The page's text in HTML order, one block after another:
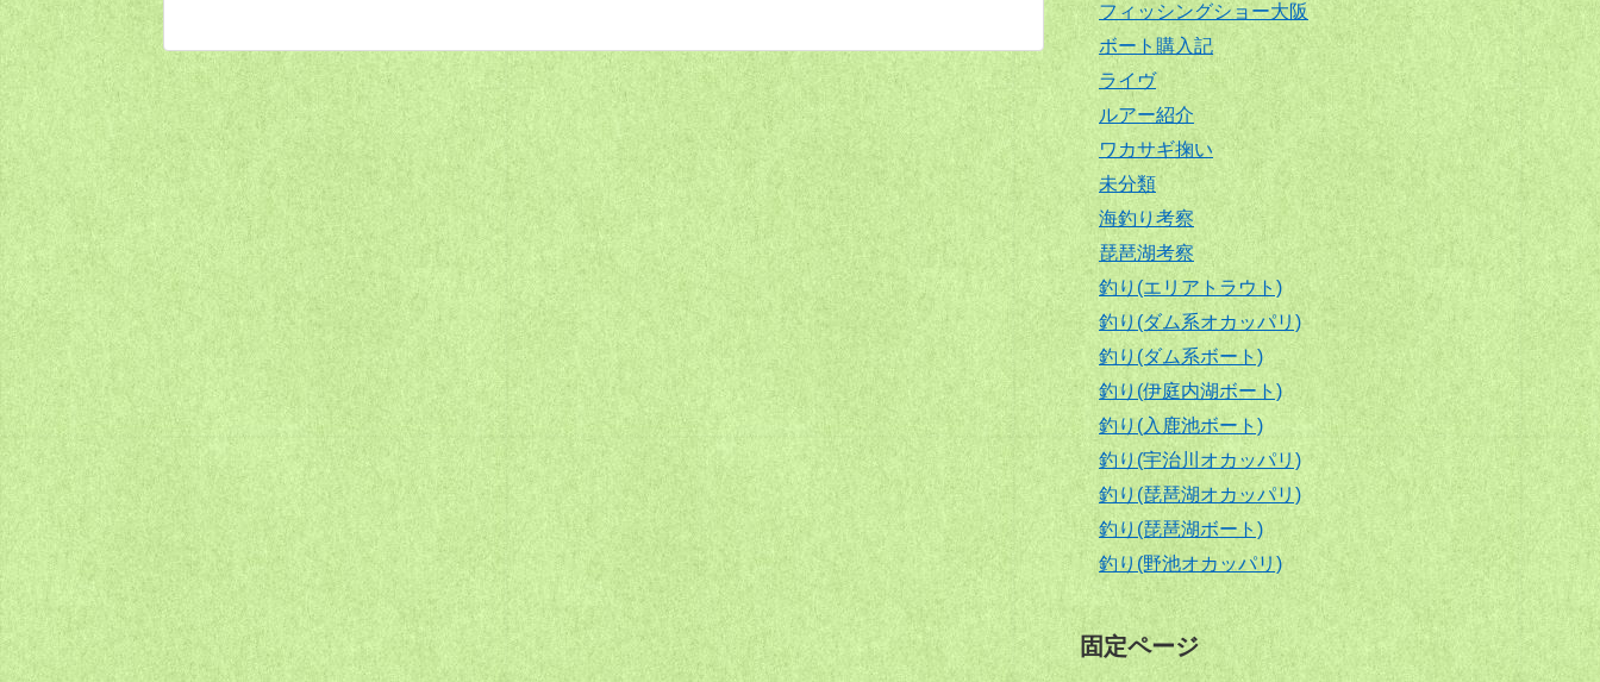
フィッシングショー大阪
ボート購入記
ライヴ
ルアー紹介
ワカサギ掬い
未分類
海釣り考察
琵琶湖考察
釣り(エリアトラウト)
釣り(ダム系オカッパリ)
釣り(ダム系ボート)
釣り(伊庭内湖ボート)
釣り(入鹿池ボート)
釣り(宇治川オカッパリ)
釣り(琵琶湖オカッパリ)
釣り(琵琶湖ボート)
釣り(野池オカッパリ)
固定ページ